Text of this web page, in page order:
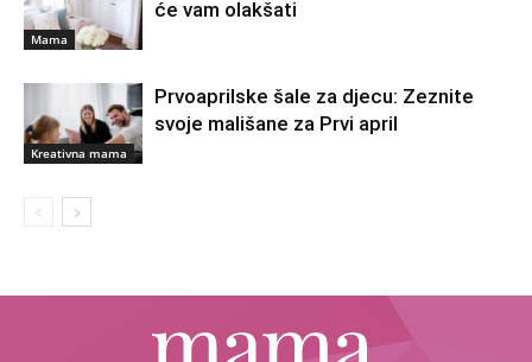
Mama
će vam olakšati
Kreativna mama
Prvoaprilske šale za djecu: Zeznite
svoje mališane za Prvi april